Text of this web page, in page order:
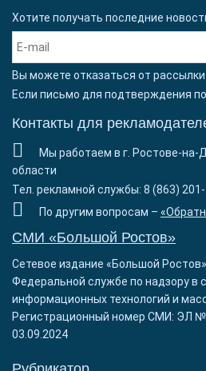
Хотите получать последние
Вы можете отказаться от
Если письмо для подтверждения
Контакты для
Мы работаем в г. Ростове-на-
области
Тел. рекламной службы: 8 (863)
По другим вопросам –
СМИ «Большой Ростов»
Сетевое издание «Большой
Федеральной службе по надзору в
информационных технологий и
Регистрационный номер СМИ: ЭЛ
03.09.2024